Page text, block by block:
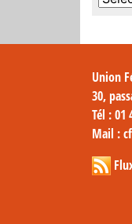
Union
30,
Tél : 01
Mail :